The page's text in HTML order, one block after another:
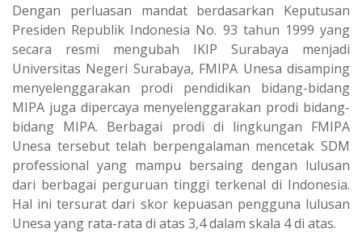
Dengan perluasan mandat berdasarkan Keputusan
Presiden Republik Indonesia No. 93 tahun 1999 yang
secara resmi mengubah IKIP Surabaya menjadi
Universitas Negeri Surabaya, FMIPA Unesa disamping
menyelenggarakan prodi pendidikan bidang-bidang
MIPA juga dipercaya menyelenggarakan prodi bidang-
bidang MIPA. Berbagai prodi di lingkungan FMIPA
Unesa tersebut telah berpengalaman mencetak SDM
professional yang mampu bersaing dengan lulusan
dari berbagai perguruan tinggi terkenal di Indonesia.
Hal ini tersurat dari skor kepuasan pengguna lulusan
Unesa yang rata-rata di atas 3,4 dalam skala 4 di atas.